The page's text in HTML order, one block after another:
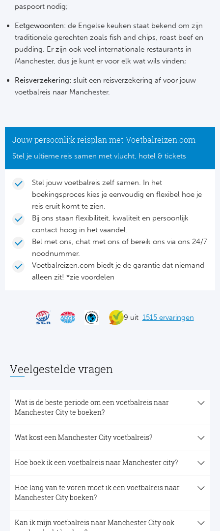
paspoort nodig;
Eetgewoonten: de Engelse keuken staat bekend om zijn
traditionele gerechten zoals fish and chips, roast beef en
pudding. Er zijn ook veel internationale restaurants in
Manchester, dus je kunt er voor elk wat wils vinden;
Reisverzekering: sluit een reisverzekering af voor jouw
voetbalreis naar Manchester.
Jouw persoonlijk reisplan met Voetbalreizen.com
Stel je ultieme reis samen met vlucht, hotel & tickets
Stel jouw voetbalreis zelf samen. In het
boekingsproces kies je eenvoudig en flexibel hoe je
reis eruit komt te zien.
Bij ons staan flexibiliteit, kwaliteit en persoonlijk
contact hoog in het vaandel.
Bel met ons, chat met ons of bereik ons via ons 24/7
noodnummer.
Voetbalreizen.com biedt je de garantie dat niemand
alleen zit! *zie voordelen
9 uit 1515 ervaringen
Veelgestelde vragen
Wat is de beste periode om een voetbalreis naar
Manchester City te boeken?
Wat kost een Manchester City voetbalreis?
Hoe boek ik een voetbalreis naar Manchester city?
Hoe lang van te voren moet ik een voetbalreis naar
Manchester City boeken?
Kan ik mijn voetbalreis naar Manchester City ook